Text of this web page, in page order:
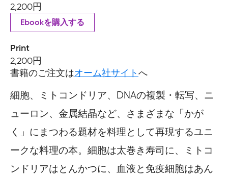
2,200円
Ebookを購入する
Print
2,200円
書籍のご注文はオーム社サイトへ
細胞、ミトコンドリア、DNAの複製・転写、ニ
ューロン、金属結晶など、さまざまな「かが
く」にまつわる題材を料理として再現するユニ
ークな料理の本。細胞は太巻き寿司に、ミトコ
ンドリアはとんかつに、血液と免疫細胞はあん